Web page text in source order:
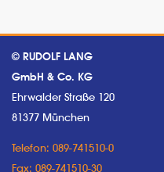
© RUDOLF LANG
GmbH & Co. KG
Ehrwalder Straße 120
81377 München
Telefon: 089-741510-0
Fax: 089-741510-30